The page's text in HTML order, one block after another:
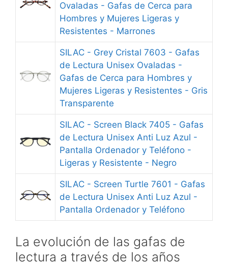
Ovaladas - Gafas de Cerca para
Hombres y Mujeres Ligeras y
Resistentes - Marrones
SILAC - Grey Cristal 7603 - Gafas
de Lectura Unisex Ovaladas -
Gafas de Cerca para Hombres y
Mujeres Ligeras y Resistentes - Gris
Transparente
SILAC - Screen Black 7405 - Gafas
de Lectura Unisex Anti Luz Azul -
Pantalla Ordenador y Teléfono -
Ligeras y Resistente - Negro
SILAC - Screen Turtle 7601 - Gafas
de Lectura Unisex Anti Luz Azul -
Pantalla Ordenador y Teléfono
La evolución de las gafas de
lectura a través de los años